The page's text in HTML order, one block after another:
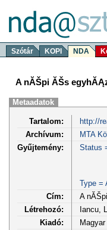
Szótár KOPI NDA
A nĂŠpi ĂŠs
Metaadatok
Tartalom:
http://
Archívum:
MTA
Gyűjtemény:
Status
Type =
Cím:
A
Létrehozó:
Iancu,
Kiadó: